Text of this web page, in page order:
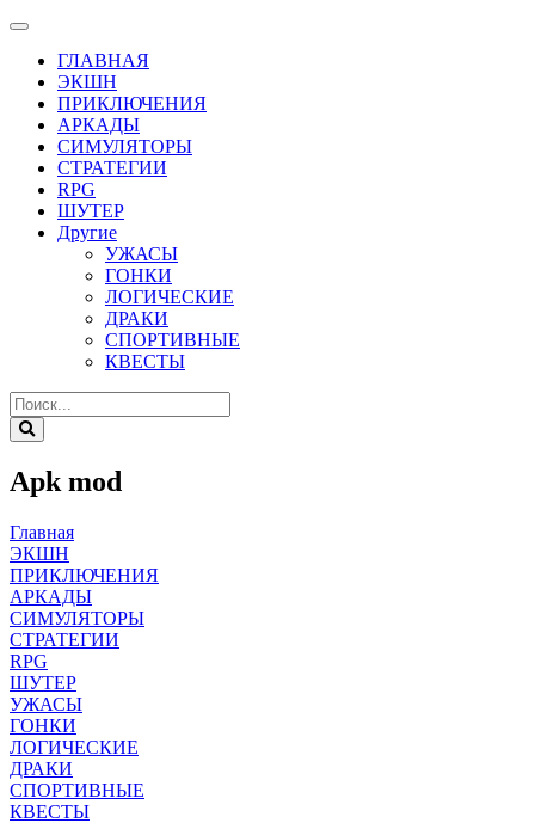
ГЛАВНАЯ
ЭКШН
ПРИКЛЮЧЕНИЯ
АРКАДЫ
СИМУЛЯТОРЫ
СТРАТЕГИИ
RPG
ШУТЕР
Другие
УЖАСЫ
ГОНКИ
ЛОГИЧЕСКИЕ
ДРАКИ
СПОРТИВНЫЕ
КВЕСТЫ
Apk mod
Главная
ЭКШН
ПРИКЛЮЧЕНИЯ
АРКАДЫ
СИМУЛЯТОРЫ
СТРАТЕГИИ
RPG
ШУТЕР
УЖАСЫ
ГОНКИ
ЛОГИЧЕСКИЕ
ДРАКИ
СПОРТИВНЫЕ
КВЕСТЫ